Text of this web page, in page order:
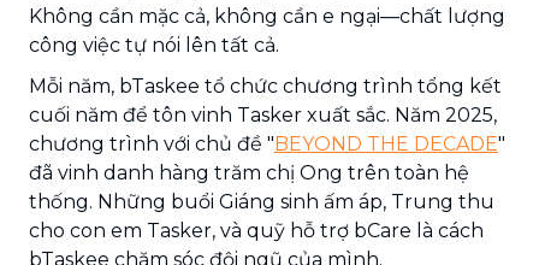
Không cần mặc cả, không cần e ngại—chất lượng
công việc tự nói lên tất cả.
Mỗi năm, bTaskee tổ chức chương trình tổng kết
cuối năm để tôn vinh Tasker xuất sắc. Năm 2025,
chương trình với chủ đề "BEYOND THE DECADE"
đã vinh danh hàng trăm chị Ong trên toàn hệ
thống. Những buổi Giáng sinh ấm áp, Trung thu
cho con em Tasker, và quỹ hỗ trợ bCare là cách
bTaskee chăm sóc đội ngũ của mình.